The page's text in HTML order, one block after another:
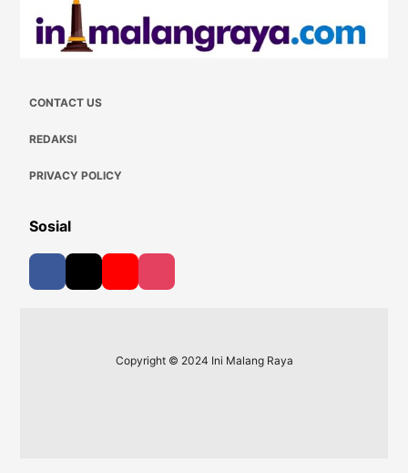
CONTACT US
REDAKSI
PRIVACY POLICY
Sosial
Copyright © 2024 Ini Malang Raya